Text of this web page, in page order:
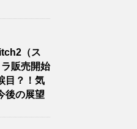
（ス
販売開始
目？！気
後の展望